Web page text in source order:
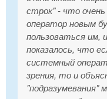
строк" - что
оператор новым
пользоваться им,
показалось, что
системный
зрения, то и